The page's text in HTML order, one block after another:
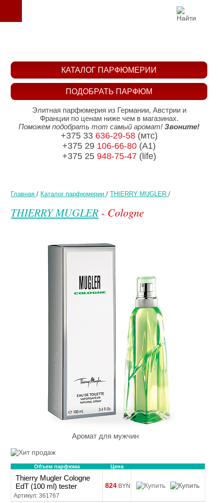
Главная / Каталог парфюмерии /THIERRY MUGLER /
THIERRY MUGLER - Cologne
Аромат для мужчин
Объем парфюма Цена
Thierry Mugler Cologne
EdT (100 ml) tester
Артикул: 361767
824 BYN
ПОДОБРАТЬ ПАРФЮМ
КАТАЛОГ ПАРФЮМЕРИИ
Элитная парфюмерия из Германии, Австрии и
Франции по ценам ниже чем в магазинах.
Поможем подобрать тот самый аромат! Звоните!
+375 33 636-29-58(мтс)
+375 29 106-66-80 (A1)
+375 25 948-75-47(life)